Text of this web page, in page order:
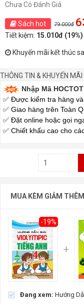
Chưa Có Đánh Giá
Sách hot 79.000đ
Tiết kiệm: 15.010đ (19%)
Khuyến mãi kết thúc
THÔNG TIN & KHUYẾN MÃI
Nhập Mã
✅ Được kiểm tra hàng
✅ Giao hàng trên Toàn
✅ Đặt online hoặc gọi
✅ Chiết khấu cao cho
MUA KÈM GIẢM THÊM
-19%
Đang xem: Hướng